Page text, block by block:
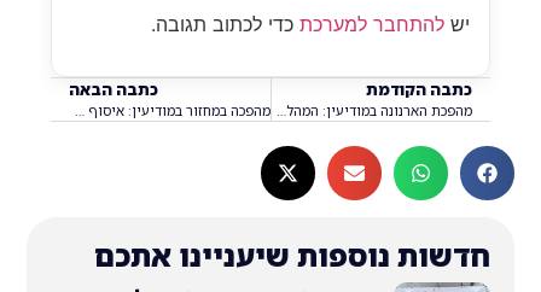
למערכתכדי לכתוב תגובה.
הקודמת
מהפכת הארנונה במודיעין: המהלך הדרמטי שיוריד את המחירים במרכז העיר? מהפכה במחזור במודיעין: איסוף הנייר משתנה – כך זה ייראה בקרוב
נוספות שיעניינו אתכם